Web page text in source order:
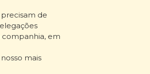
de
companhia, em
mais